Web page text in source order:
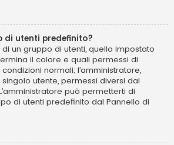
di utenti predefinito?
un gruppo di utenti, quello impostato
il colore e quali permessi di
normali; l’amministratore,
utente, permessi diversi dal
può permetterti di
di utenti predefinito dal Pannello di